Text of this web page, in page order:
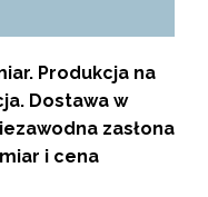
Produkcja na
Dostawa w
zasłona
i cena